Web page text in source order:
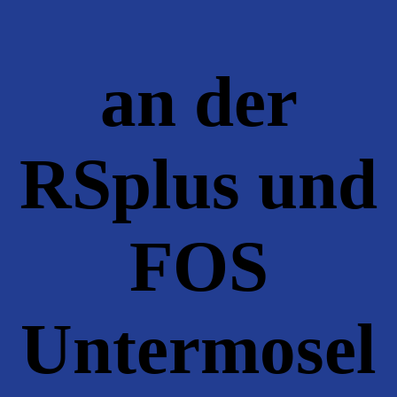
an der
RSplus und
FOS
Untermosel